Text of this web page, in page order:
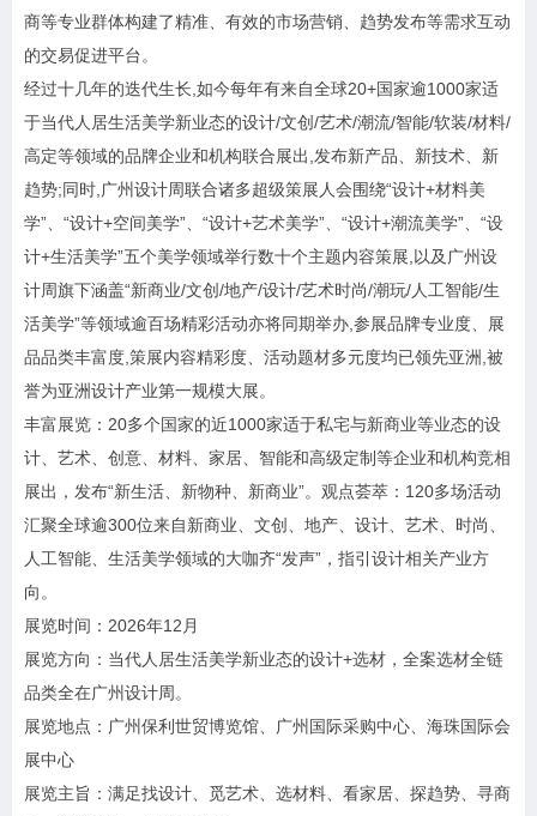
商等专业群体构建了精准、有效的市场营销、趋势发布等需求互动
的交易促进平台。
经过十几年的迭代生长,如今每年有来自全球20+国家逾1000家适
于当代人居生活美学新业态的设计/文创/艺术/潮流/智能/软装/材料/
高定等领域的品牌企业和机构联合展出,发布新产品、新技术、新
趋势;同时,广州设计周联合诸多超级策展人会围绕“设计+材料美
学”、“设计+空间美学”、“设计+艺术美学”、“设计+潮流美学”、“设
计+生活美学”五个美学领域举行数十个主题内容策展,以及广州设
计周旗下涵盖“新商业/文创/地产/设计/艺术时尚/潮玩/人工智能/生
活美学”等领域逾百场精彩活动亦将同期举办,参展品牌专业度、展
品品类丰富度,策展内容精彩度、活动题材多元度均已领先亚洲,被
誉为亚洲设计产业第一规模大展。
丰富展览：20多个国家的近1000家适于私宅与新商业等业态的设
计、艺术、创意、材料、家居、智能和高级定制等企业和机构竞相
展出，发布“新生活、新物种、新商业”。观点荟萃：120多场活动
汇聚全球逾300位来自新商业、文创、地产、设计、艺术、时尚、
人工智能、生活美学领域的大咖齐“发声”，指引设计相关产业方
向。
展览时间：2026年12月
展览方向：当代人居生活美学新业态的设计+选材，全案选材全链
品类全在广州设计周。
展览地点：广州保利世贸博览馆、广州国际采购中心、海珠国际会
展中心
展览主旨：满足找设计、觅艺术、选材料、看家居、探趋势、寻商